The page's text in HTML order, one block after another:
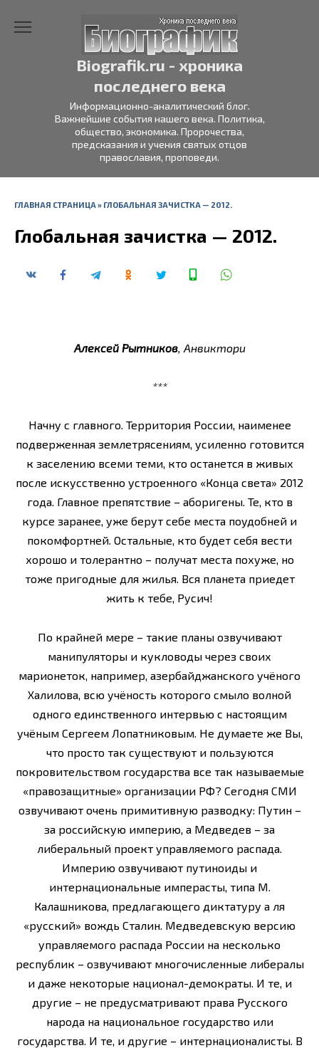
Biografik.ru - хроника
последнего века
Информационно-аналитический блог.
Важнейшие события нашего века. Политика,
общество, экономика. Пророчества,
предсказания и учения святых отцов
православия, проповеди.
ГЛАВНАЯ СТРАНИЦА» ГЛОБАЛЬНАЯ ЗАЧИСТКА — 2012.
Глобальная зачистка — 2012.
Алексей Рытников, Анвиктори
***
Начну с главного. Территория России, наименее
подверженная землетрясениям, усиленно готовится
к заселению всеми теми, кто останется в живых
после искусственно устроенного «Конца света» 2012
года. Главное препятствие – аборигены. Те, кто в
курсе заранее, уже берут себе места поудобней и
покомфортней. Остальные, кто будет себя вести
хорошо и толерантно – получат места похуже, но
тоже пригодные для жилья. Вся планета приедет
жить к тебе, Русич!
По крайней мере – такие планы озвучивают
манипуляторы и кукловоды через своих
марионеток, например, азербайджанского учёного
Халилова, всю учёность которого смыло волной
одного единственного интервью с настоящим
учёным Сергеем Лопатниковым. Не думаете же Вы,
что просто так существуют и пользуются
покровительством государства все так называемые
«правозащитные» организации РФ? Сегодня СМИ
озвучивают очень примитивную разводку: Путин –
за российскую империю, а Медведев – за
либеральный проект управляемого распада.
Империю озвучивают путиноиды и
интернациональные имперасты, типа М.
Калашникова, предлагающего диктатуру а ля
«русский» вождь Сталин. Медведевскую версию
управляемого распада России на несколько
республик – озвучивают многочисленные либералы
и даже некоторые национал-демократы. И те, и
другие – не предусматривают права Русского
народа на национальное государство или
государства. И те, и другие – интернационалисты. В